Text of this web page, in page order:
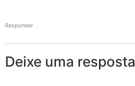
Responder
Deixe uma resposta